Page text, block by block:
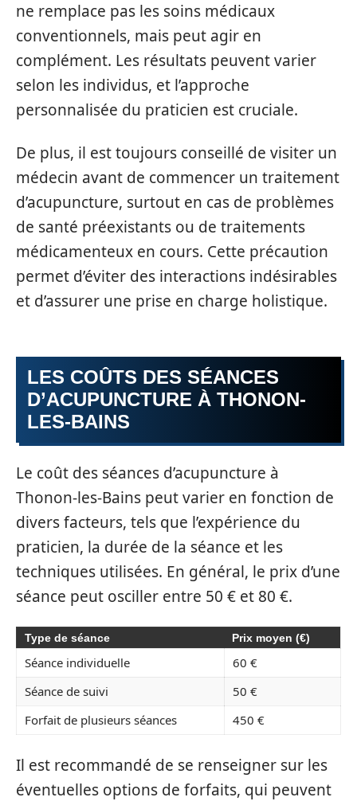
ne remplace pas les soins médicaux
conventionnels, mais peut agir en
complément. Les résultats peuvent varier
selon les individus, et l’approche
personnalisée du praticien est cruciale.
De plus, il est toujours conseillé de visiter un
médecin avant de commencer un traitement
d’acupuncture, surtout en cas de problèmes
de santé préexistants ou de traitements
médicamenteux en cours. Cette précaution
permet d’éviter des interactions indésirables
et d’assurer une prise en charge holistique.
LES COÛTS DES SÉANCES
D’ACUPUNCTURE À THONON-
LES-BAINS
Le coût des séances d’acupuncture à
Thonon-les-Bains peut varier en fonction de
divers facteurs, tels que l’expérience du
praticien, la durée de la séance et les
techniques utilisées. En général, le prix d’une
séance peut osciller entre 50 € et 80 €.
Type de séance Prix moyen (€)
Séance individuelle
60 €
Séance de suivi
50 €
Forfait de plusieurs séances
450 €
Il est recommandé de se renseigner sur les
éventuelles options de forfaits, qui peuvent